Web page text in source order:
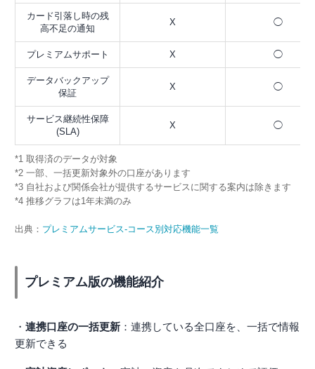
カード引落し時の残
高不足の通知
X ◯
プレミアムサポート X ◯
データバックアップ
保証
X ◯
サービス継続性保障
(SLA)
X ◯
*1 取得済のデータが対象
*2 一部、一括更新対象外の口座があります
*3 自社および関係会社が提供するサービスに関する案内は除きます
*4 推移グラフは1年未満のみ
出典： プレミアムサービス-コース別対応機能一覧
プレミアム版の機能紹介
・ 連携口座の一括更新 ：連携している全口座を、一括で情報
更新できる